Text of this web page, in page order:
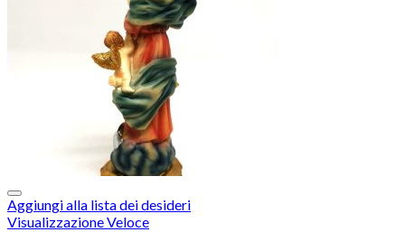
Aggiungi alla lista dei desideri
Visualizzazione Veloce